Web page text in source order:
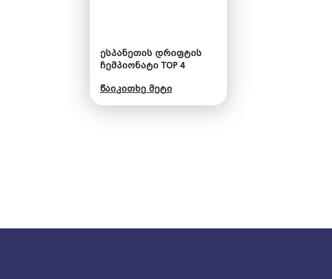
ესპანეთის დრიფტის
ჩემპიონატი TOP 4
წაიკითხე მეტი